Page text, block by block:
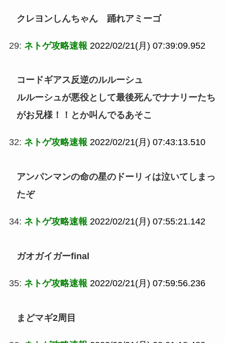
クレヨンしんちゃん 踊れアミーゴ
29: ネトゲ攻略速報 2022/02/21(月) 07:39:09.952
コードギアス反逆のルルーシュ
ルルーシュが悪役として最後死んでナナリーたち
がお兄様！！とか叫んでるあそこ
32: ネトゲ攻略速報 2022/02/21(月) 07:43:13.510
アンパンマンの命の星のドーリィは泣いてしまっ
たぞ
34: ネトゲ攻略速報 2022/02/21(月) 07:55:21.142
ガオガイガーfinal
35: ネトゲ攻略速報 2022/02/21(月) 07:59:56.236
まどマギ2周目